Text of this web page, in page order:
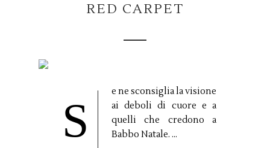
RED CARPET
S
e ne sconsiglia la visione
ai deboli di cuore e a
quelli che credono a
Babbo Natale. ...